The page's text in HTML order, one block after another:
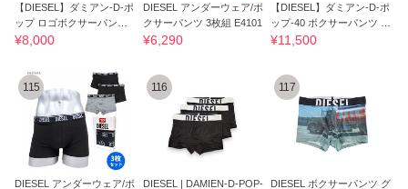
【DIESEL】ダミアン-D-ポ
ップ ロゴボクサーパンツ 3
枚パック
¥8,000
DIESEL アンダーウェア/ボ
クサーパンツ 3枚組 E4101
¥6,290
【DIESEL】ダミアン-D-ポ
ップ-40 ボクサーパンツ 3
枚パック
¥11,500
115
DIESEL アンダーウェア/ボ
116
DIESEL | DAMIEN-D-POP-
117
DIESEL ボクサーパンツ グ